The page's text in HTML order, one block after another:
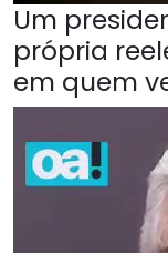
Um
própria
em quem